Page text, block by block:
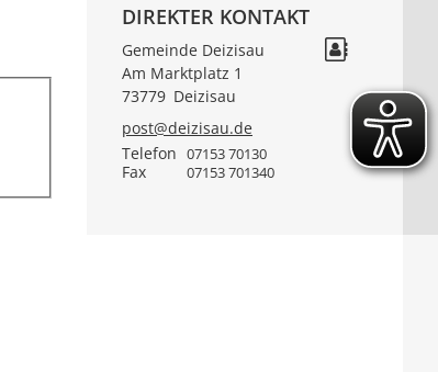
DIREKTER KONTAKT
Gemeinde Deizisau
Am Marktplatz 1
73779 Deizisau
post@deizisau.de
Telefon 07153 70130
Fax 07153 701340